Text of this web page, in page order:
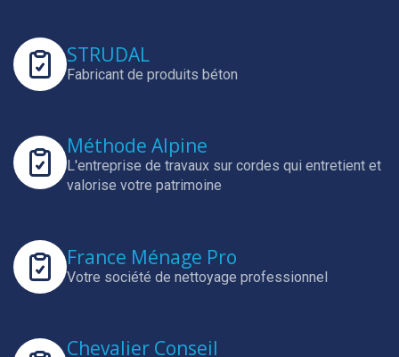
STRUDAL
Fabricant de produits béton
Méthode Alpine
L'entreprise de travaux sur cordes qui entretient et
valorise votre patrimoine
France Ménage Pro
Votre société de nettoyage professionnel
Chevalier Conseil